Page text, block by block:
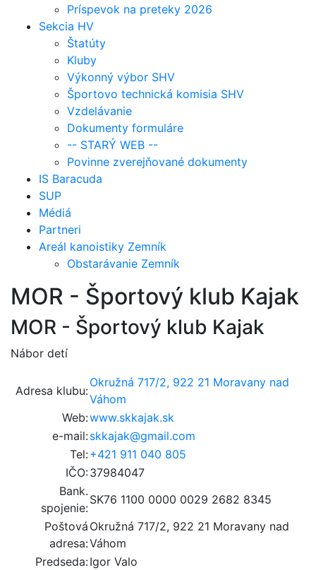
Príspevok na preteky 2026
Sekcia HV
Štatúty
Kluby
Výkonný výbor SHV
Športovo technická komisia SHV
Vzdelávanie
Dokumenty formuláre
-- STARÝ WEB --
Povinne zverejňované dokumenty
IS Baracuda
SUP
Médiá
Partneri
Areál kanoistiky Zemník
Obstarávanie Zemník
MOR - Športový klub Kajak
MOR - Športový klub Kajak
Nábor detí
Adresa klubu:
Okružná 717/2, 922 21 Moravany nad
Váhom
Web:www.skkajak.sk
e-mail:skkajak@gmail.com
Tel:+421 911 040 805
IČO:37984047
Bank.
spojenie:
SK76 1100 0000 0029 2682 8345
Poštová
adresa:
Okružná 717/2, 922 21 Moravany nad
Váhom
Predseda:Igor Valo